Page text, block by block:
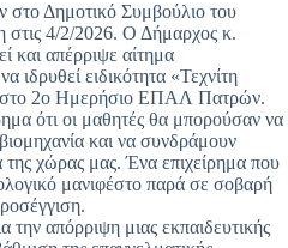
Δημοτικό Συμβούλιο του
4/2/2026. Ο Δήμαρχος κ.
και απέρριψε αίτημα
ιδρυθεί ειδικότητα «Τεχνίτη
2ο Ημερήσιο ΕΠΑΛ Πατρών.
ότι οι μαθητές θα μπορούσαν να
και να συνδράμουν
χώρας μας. Ένα επιχείρημα που
μανιφέστο παρά σε σοβαρή
την απόρριψη μιας εκπαιδευτικής